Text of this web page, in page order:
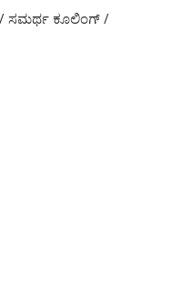
ಸಮರ್ಥ ಕೂಲಿಂಗ್ /